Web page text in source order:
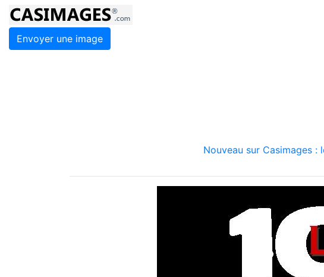
Envoyer une image
Nouveau sur Casimages